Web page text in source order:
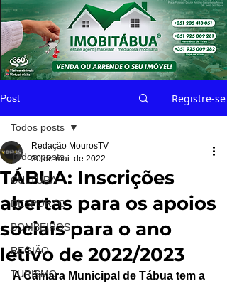
Post Registre-se
Todos posts
CULTURA
DESPORTO
BOMBEIROS
REGIÃO
TURISMO
Todos posts
TÁBUA: Inscrições
abertas para os apoios
sociais para o ano
letivo de 2022/2023
Redação MourosTV
30 de mai. de 2022
A Câmara Municipal de Tábua tem a